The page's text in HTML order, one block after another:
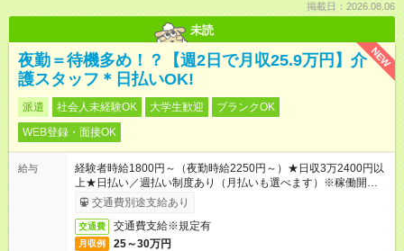
掲載日：2026.08.06
未読
NEW
夜勤＝待機多め！？【週2日で月収25.9万円】介
護スタッフ＊日払いOK!
派遣 社会人未経験OK 大学生歓迎
ブランクOK
WEB登録・面接OK
給与
経験者時給1800円～（夜勤時給2250円～）★日収3万2400円以
上★日払い／週払い制度あり（月払いも選べます）※稼働開始時
は手続き完了次第のお支払いとなります。
交通費別途支給あり
交通費 交通費支給※規定有
月収例 25～30万円